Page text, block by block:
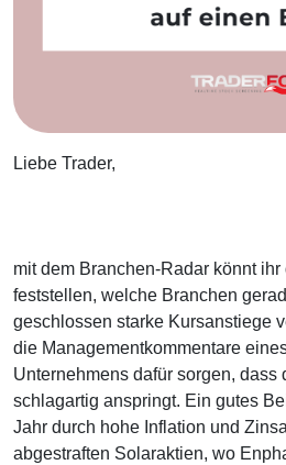
Liebe Trader,
mit dem Branchen-Radar könnt
feststellen, welche Branchen
geschlossen starke Kursanstiege
die Managementkommentare
Unternehmens dafür sorgen, dass
schlagartig anspringt. Ein gutes
Jahr durch hohe Inflation und
abgestraften Solaraktien, wo